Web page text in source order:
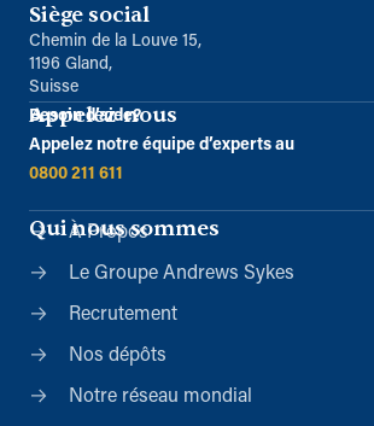
Siège social
Chemin de la Louve 15,
1196 Gland,
Suisse
Appelez-nous
Besoin d’aide?
Appelez notre équipe d’experts au
0800 211 611
Qui nous sommes
À Propos
Le Groupe Andrews Sykes
Recrutement
Nos dépôts
Notre réseau mondial